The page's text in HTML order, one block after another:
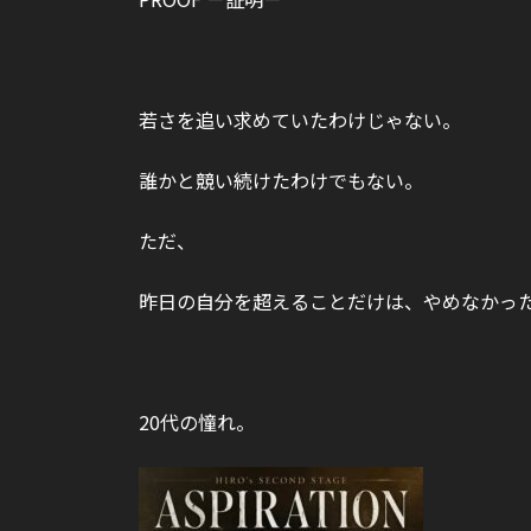
若さを追い求めていたわけじゃない。
誰かと競い続けたわけでもない。
ただ、
昨日の自分を超えることだけは、やめなかっ
20代の憧れ。